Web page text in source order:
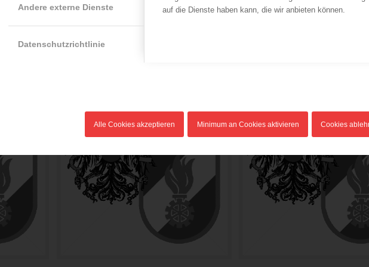
Andere externe Dienste
Datenschutzrichtlinie
auf die Dienste haben kann, die wir anbieten können.
Alle Cookies akzeptieren Minimum an Cookies aktivieren Cookies